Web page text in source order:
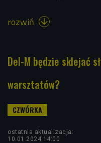
rozwiń 
Del-M będzie sklejać
warsztatów?
ostatnia aktualizacja:
10.01.2024 14:00